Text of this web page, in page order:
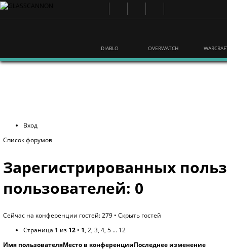
DIABLO OVERWATCH
Вход
Список форумов
Зарегистрированных
пользователей: 0
Сейчас на конференции гостей: 279 • Скрыть гостей
Страница 1 из 12 • 1, 2, 3, 4, 5 ... 12
Имя пользователяМесто в конференцииПоследнее изменение